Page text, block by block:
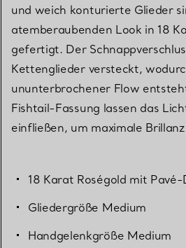
und weich konturierte Glieder
atemberaubenden Look in 18
gefertigt. Der
Kettenglieder versteckt,
ununterbrochener Flow
Fishtail-Fassung lassen das
einfließen, um maximale
18 Karat Roségold mit
Gliedergröße Medium
Handgelenkgröße Medium